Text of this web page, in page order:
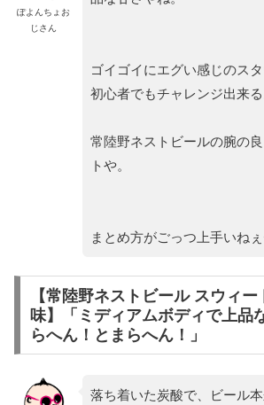
ぽよんちょお
じさん
ゴイゴイにエグい感じのスタ
初心者でもチャレンジ出来る
常陸野ネストビールの腕の
トや。
まとめ方がごっつ上手いね
【常陸野ネストビール スウィ
味】「ミディアムボディで上品
らへん！とまらへん！」
落ち着いた炭酸で、ビール